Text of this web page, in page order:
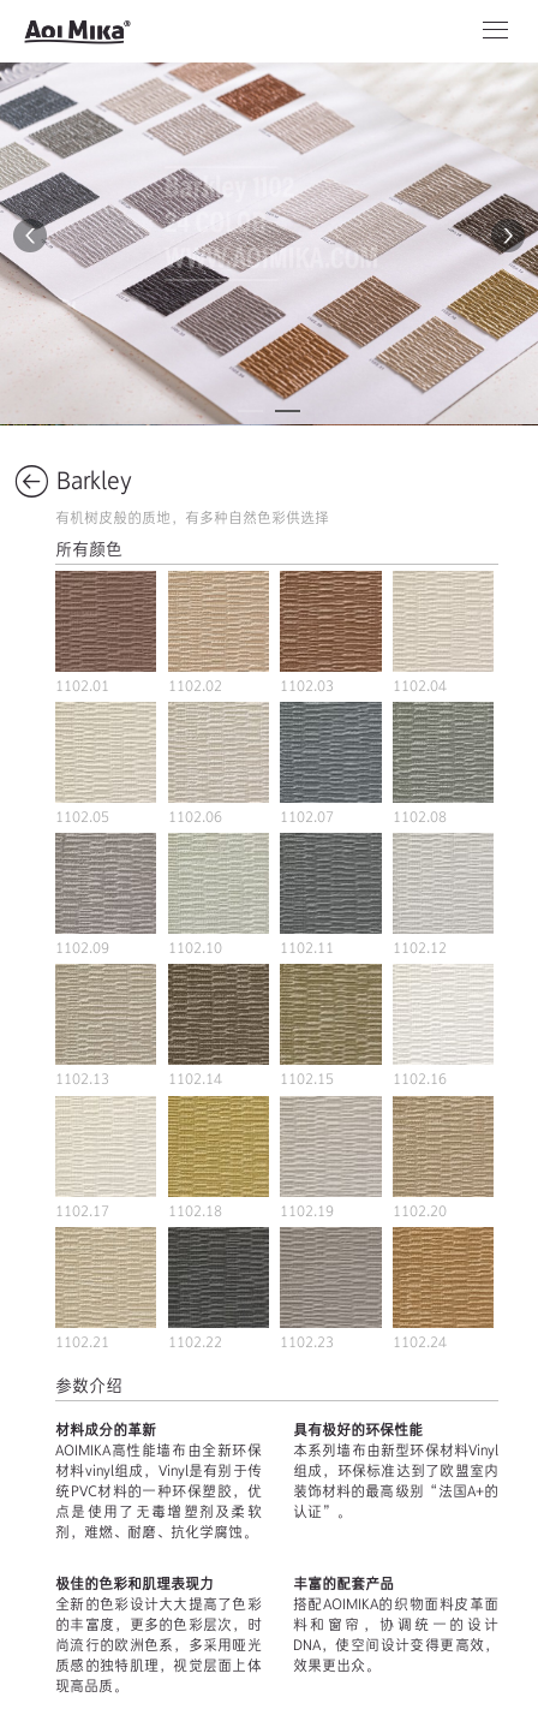
Barkley
有机树皮般的质地，有多种自然色彩供选择
所有颜色
1102.01 1102.02 1102.03 1102.04
1102.05 1102.06 1102.07 1102.08
1102.09 1102.10 1102.11 1102.12
1102.13 1102.14 1102.15 1102.16
1102.17 1102.18 1102.19 1102.20
1102.21 1102.22 1102.23 1102.24
参数介绍
材料成分的革新
AOIMIKA高性能墙布由全新环保
材料vinyl组成，Vinyl是有别于传
统PVC材料的一种环保塑胶，优
点是使用了无毒增塑剂及柔软
剂，难燃、耐磨、抗化学腐蚀。
具有极好的环保性能
本系列墙布由新型环保材料Vinyl
组成，环保标准达到了欧盟室内
装饰材料的最高级别“法国A+的
认证”。
极佳的色彩和肌理表现力
全新的色彩设计大大提高了色彩
的丰富度，更多的色彩层次，时
尚流行的欧洲色系，多采用哑光
质感的独特肌理，视觉层面上体
现高品质。
丰富的配套产品
搭配AOIMIKA的织物面料皮革面
料和窗帘，协调统一的设计
DNA，使空间设计变得更高效，
效果更出众。